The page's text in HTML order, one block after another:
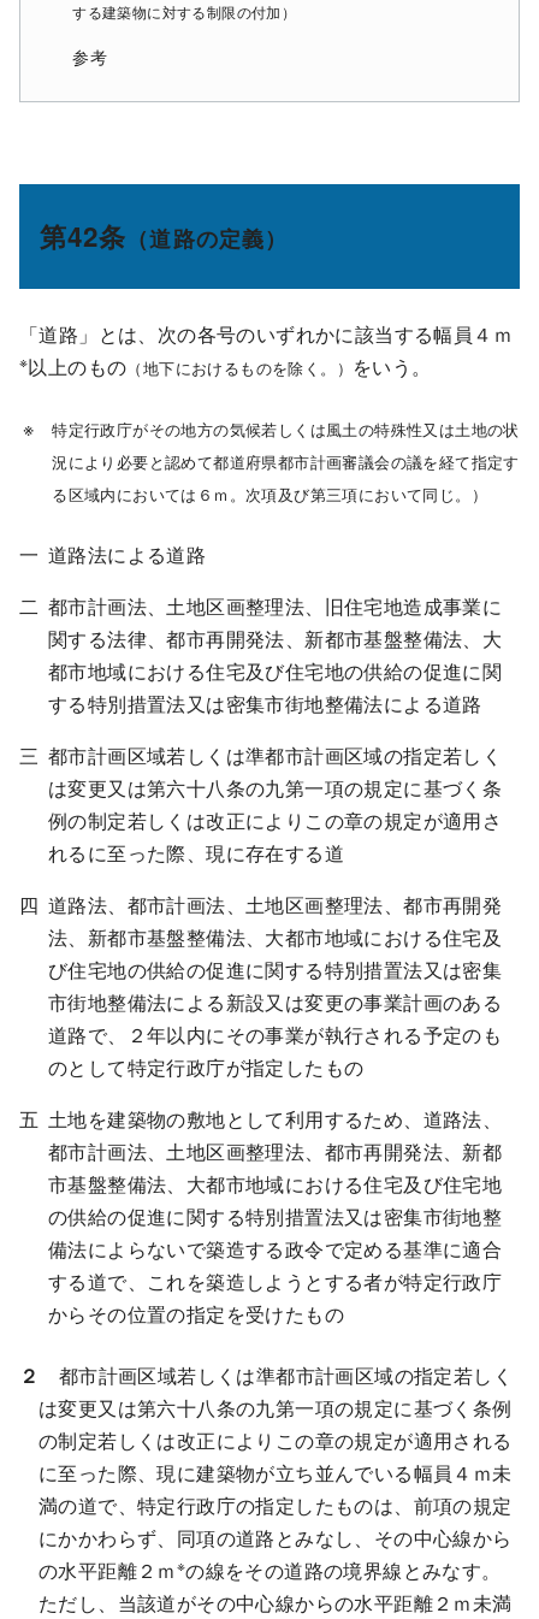
する建築物に対する制限の付加）
参考
第42条 （道路の定義）
「道路」とは、次の各号のいずれかに該当する幅員４ｍ
※以上のもの （地下におけるものを除く。 ） をいう。
特定行政庁がその地方の気候若しくは風土の特殊性又は土地の状
況により必要と認めて都道府県都市計画審議会の議を経て指定す
る区域内においては６ｍ。次項及び第三項において同じ。）
道路法による道路
都市計画法、土地区画整理法、旧住宅地造成事業に
関する法律、都市再開発法、新都市基盤整備法、大
都市地域における住宅及び住宅地の供給の促進に関
する特別措置法又は密集市街地整備法による道路
都市計画区域若しくは準都市計画区域の指定若しく
は変更又は第六十八条の九第一項の規定に基づく条
例の制定若しくは改正によりこの章の規定が適用さ
れるに至った際、現に存在する道
道路法、都市計画法、土地区画整理法、都市再開発
法、新都市基盤整備法、大都市地域における住宅及
び住宅地の供給の促進に関する特別措置法又は密集
市街地整備法による新設又は変更の事業計画のある
道路で、２年以内にその事業が執行される予定のも
のとして特定行政庁が指定したもの
土地を建築物の敷地として利用するため、道路法、
都市計画法、土地区画整理法、都市再開発法、新都
市基盤整備法、大都市地域における住宅及び住宅地
の供給の促進に関する特別措置法又は密集市街地整
備法によらないで築造する政令で定める基準に適合
する道で、これを築造しようとする者が特定行政庁
からその位置の指定を受けたもの
２ 都市計画区域若しくは準都市計画区域の指定若しく
は変更又は第六十八条の九第一項の規定に基づく条例
の制定若しくは改正によりこの章の規定が適用される
に至った際、現に建築物が立ち並んでいる幅員４ｍ未
満の道で、特定行政庁の指定したものは、前項の規定
にかかわらず、同項の道路とみなし、その中心線から
の水平距離２ｍ※の線をその道路の境界線とみなす。
ただし、当該道がその中心線からの水平距離２ｍ未満